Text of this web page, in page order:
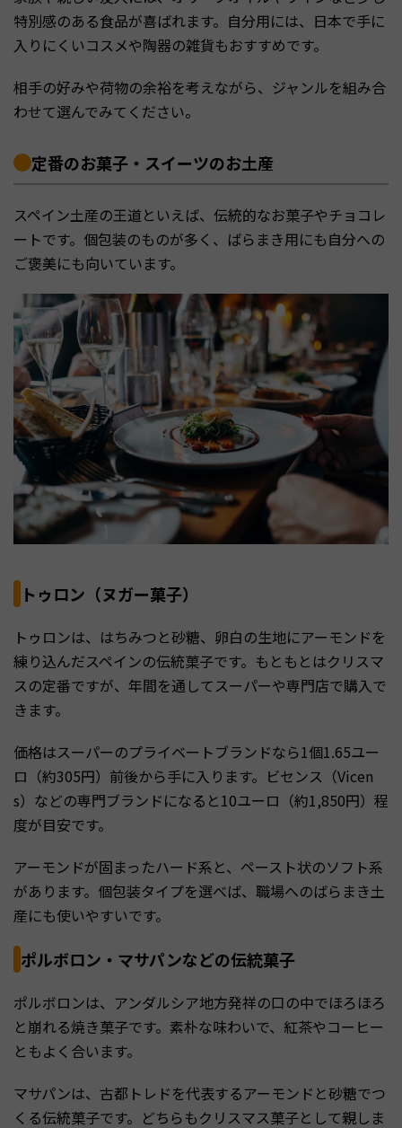
特別感のある食品が喜ばれます。自分用には、日本で手に
入りにくいコスメや陶器の雑貨もおすすめです。
相手の好みや荷物の余裕を考えながら、ジャンルを組み合
わせて選んでみてください。
定番のお菓子・スイーツのお土産
スペイン土産の王道といえば、伝統的なお菓子やチョコレ
ートです。個包装のものが多く、ばらまき用にも自分への
ご褒美にも向いています。
トゥロン（ヌガー菓子）
トゥロンは、はちみつと砂糖、卵白の生地にアーモンドを
練り込んだスペインの伝統菓子です。もともとはクリスマ
スの定番ですが、年間を通してスーパーや専門店で購入で
きます。
価格はスーパーのプライベートブランドなら1個1.65ユー
ロ（約305円）前後から手に入ります。ビセンス（Vicen
s）などの専門ブランドになると10ユーロ（約1,850円）程
度が目安です。
アーモンドが固まったハード系と、ペースト状のソフト系
があります。個包装タイプを選べば、職場へのばらまき土
産にも使いやすいです。
ポルボロン・マサパンなどの伝統菓子
ポルボロンは、アンダルシア地方発祥の口の中でほろほろ
と崩れる焼き菓子です。素朴な味わいで、紅茶やコーヒー
ともよく合います。
マサパンは、古都トレドを代表するアーモンドと砂糖でつ
くる伝統菓子です。どちらもクリスマス菓子として親しま